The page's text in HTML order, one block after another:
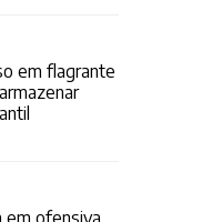
em flagrante